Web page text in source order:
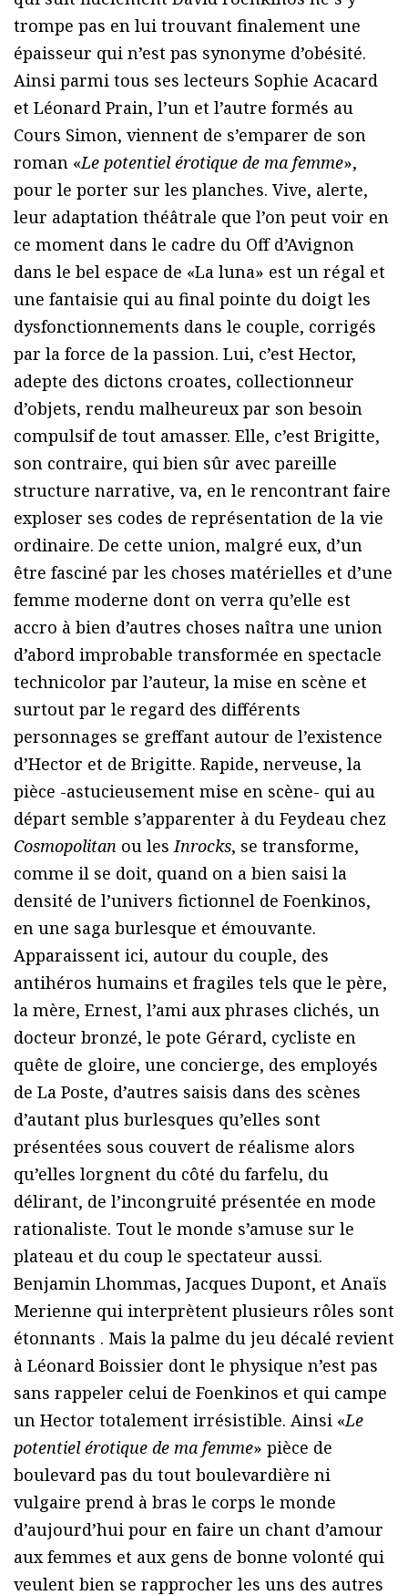
trompe pas en lui trouvant finalement une
épaisseur qui n’est pas synonyme d’obésité.
Ainsi parmi tous ses lecteurs Sophie Acacard
et Léonard Prain, l’un et l’autre formés au
Cours Simon, viennent de s’emparer de son
roman «Le potentiel érotique de ma femme»,
pour le porter sur les planches. Vive, alerte,
leur adaptation théâtrale que l’on peut voir en
ce moment dans le cadre du Off d’Avignon
dans le bel espace de «La luna» est un régal et
une fantaisie qui au final pointe du doigt les
dysfonctionnements dans le couple, corrigés
par la force de la passion. Lui, c’est Hector,
adepte des dictons croates, collectionneur
d’objets, rendu malheureux par son besoin
compulsif de tout amasser. Elle, c’est Brigitte,
son contraire, qui bien sûr avec pareille
structure narrative, va, en le rencontrant faire
exploser ses codes de représentation de la vie
ordinaire. De cette union, malgré eux, d’un
être fasciné par les choses matérielles et d’une
femme moderne dont on verra qu’elle est
accro à bien d’autres choses naîtra une union
d’abord improbable transformée en spectacle
technicolor par l’auteur, la mise en scène et
surtout par le regard des différents
personnages se greffant autour de l’existence
d’Hector et de Brigitte. Rapide, nerveuse, la
pièce -astucieusement mise en scène- qui au
départ semble s’apparenter à du Feydeau chez
Cosmopolitan ou lesInrocks, se transforme,
comme il se doit, quand on a bien saisi la
densité de l’univers fictionnel de Foenkinos,
en une saga burlesque et émouvante.
Apparaissent ici, autour du couple, des
antihéros humains et fragiles tels que le père,
la mère, Ernest, l’ami aux phrases clichés, un
docteur bronzé, le pote Gérard, cycliste en
quête de gloire, une concierge, des employés
de La Poste, d’autres saisis dans des scènes
d’autant plus burlesques qu’elles sont
présentées sous couvert de réalisme alors
qu’elles lorgnent du côté du farfelu, du
délirant, de l’incongruité présentée en mode
rationaliste. Tout le monde s’amuse sur le
plateau et du coup le spectateur aussi.
Benjamin Lhommas, Jacques Dupont, et Anaïs
Merienne qui interprètent plusieurs rôles sont
étonnants . Mais la palme du jeu décalé revient
à Léonard Boissier dont le physique n’est pas
sans rappeler celui de Foenkinos et qui campe
un Hector totalement irrésistible. Ainsi «Le
potentiel érotique de ma femme» pièce de
boulevard pas du tout boulevardière ni
vulgaire prend à bras le corps le monde
d’aujourd’hui pour en faire un chant d’amour
aux femmes et aux gens de bonne volonté qui
veulent bien se rapprocher les uns des autres